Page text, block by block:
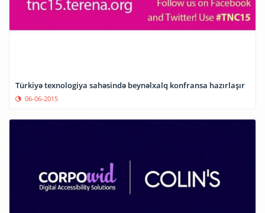
Türkiyə texnologiya sahəsində beynəlxalq konfransa hazırlaşır
06-06-2015